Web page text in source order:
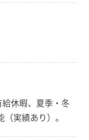
休暇、夏季・冬
実績あり）。